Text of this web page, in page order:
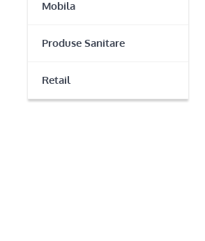
Mobila
Produse Sanitare
Retail